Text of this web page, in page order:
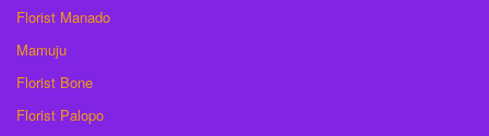
Florist Manado
Mamuju
Florist Bone
Florist Palopo